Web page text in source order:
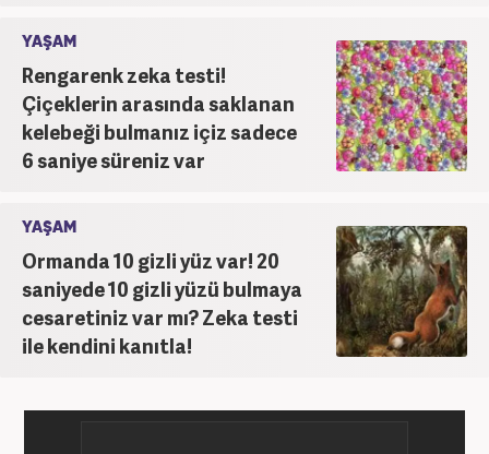
YAŞAM
Rengarenk zeka testi!
Çiçeklerin arasında saklanan
kelebeği bulmanız içiz sadece
6 saniye süreniz var
YAŞAM
Ormanda 10 gizli yüz var! 20
saniyede 10 gizli yüzü bulmaya
cesaretiniz var mı? Zeka testi
ile kendini kanıtla!